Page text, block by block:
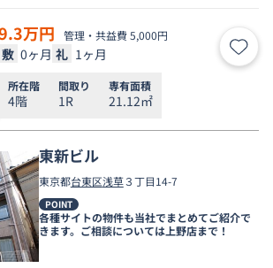
万円 管理・共益費 5,000円
敷 0ヶ月 礼 1ヶ月 お気
所在階
4階
間取り
1R
専有面積
21.12㎡
東新ビル
東京都台東区浅草３丁目14-7
POINT
各種サイトの物件も当社でまとめてご紹介で
きます。ご相談については上野店まで！